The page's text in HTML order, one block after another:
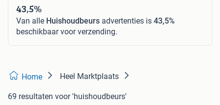
43,5%
Van alle Huishoudbeurs advertenties is 43,5%
beschikbaar voor verzending.
Home Heel Marktplaats
69 resultaten voor 'huishoudbeurs'